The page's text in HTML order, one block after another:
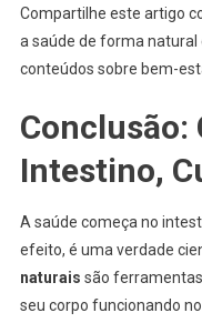
Compartilhe este artigo
a saúde de forma
conteúdos sobre bem-
Conclusão:
Intestino,
A saúde começa no
efeito, é uma verdade
naturais são
seu corpo funcionando